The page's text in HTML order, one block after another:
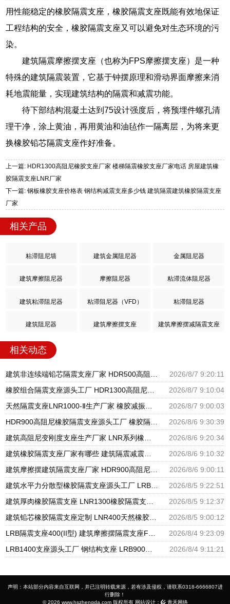
用性能稳定的橡胶隔震支座，橡胶隔震支座既能有效地保证
工程结构的安全，橡胶隔震支座又可以避免对生态环境的污
染。
建筑隔震摩擦摆支座（也称为FPS摩擦摆支座）是一种
特殊的建筑隔震装置，它基于钟摆原理和滑动界面摩擦来消
耗地震能量，实现建筑结构的隔震和减震功能。
待下部结构混凝土达到75设计强度后，将预埋件螺孔清
理干净，涂上黄油，再用黄油和油毡作一隔离层，为将来更
换橡胶铅芯隔震支座作好准备。
上一篇: HDR1300高阻尼橡胶支座厂家 楼梯隔震橡胶支座厂家电话 房屋建筑橡
胶隔震支座LNR厂家
下一篇: 钢板橡胶支座价格表 钢结构减震支座多少钱 建筑隔震建筑橡胶隔震支座
厂家
相关产品
粘滞阻尼墙 建筑金属阻尼器 金属阻尼器
建筑摩擦阻尼器 摩擦阻尼器 粘滞流体阻尼器
建筑粘滞阻尼器 粘滞阻尼器（VFD） 粘滞阻尼器
建筑阻尼器 建筑摩擦摆支座 建筑摩擦摆减隔震支座
相关动态
建筑非连续端铅芯隔震支座厂家 HDR500高阻尼橡胶支座多少钱 建筑橡胶隔震支座LNRLRB源头工厂
2026/8/7 9:20:11
橡胶组合隔震支座源头工厂 HDR1300高阻尼支座 天然橡胶隔震支座厂家直销
2026/8/7 9:10:04
天然隔震支座LNR1000-Ⅱ生产厂家 橡胶减振支座厂家 HDR600隔震支座厂家
2026/8/7 9:00:03
HDR900高阻尼橡胶隔震支座源头工厂 橡胶隔震支座商家生产厂家 LRB支座厂家
2026/8/6 9:30:39
建筑高阻尼变刚度支座生产厂家 LNR系列橡胶隔震支座源头工厂 HDR900高阻尼隔震支座
2026/8/6 9:20:34
建筑橡胶隔震支座厂家有哪些 建筑隔震减震隔震支座源头工厂 LNR1300天然隔震支座生产厂家
2026/8/6 9:10:32
建筑摩擦摆建筑隔震支座厂家 HDR900高阻尼橡胶支座多少钱 橡胶隔震支座供应商源头工厂
2026/8/6 9:00:11
建筑水平力分散型橡胶隔震支座源头工厂 LRB隔震支座 隔震支座LRB1200厂家
2026/8/5 9:22:51
建筑厚肉橡胶隔震支座 LNR1300橡胶隔震支座 建筑分散力型橡胶隔震支座源头工厂
2026/8/5 9:12:37
建筑铅芯橡胶隔震支座定制 LNR400天然橡胶隔震支座厂家电话 LRB橡胶隔震支座1100厂家
2026/8/5 9:00:12
LRB隔震支座400(II型) 建筑摩擦摆隔震支座FPS3A厂家 600的隔震支座
2026/8/4 9:23:09
LRB1400支座源头工厂 钢结构支座 LRB900铅芯橡胶隔震支座源头工厂
2026/8/4 9:11:21
声明：本站部分内容来自互联网，并已注明转载来源，若有涉及侵权，请联系0318-6666807进
行删除！
© 2026 www.hszhengda.com 版权所有 网站设计：
青禾网络